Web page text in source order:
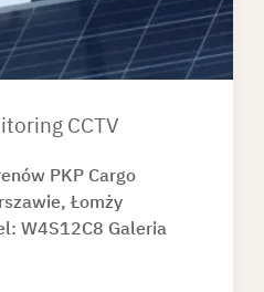
CCTV
PKP Cargo
Łomży
W4S12C8 Galeria